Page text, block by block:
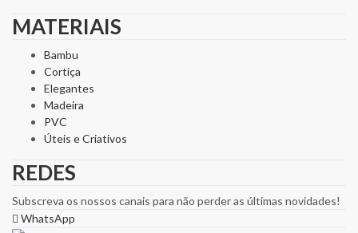
MATERIAIS
Bambu
Cortiça
Elegantes
Madeira
PVC
Úteis e Criativos
REDES
Subscreva os nossos canais para não perder as últimas novidades!
WhatsApp